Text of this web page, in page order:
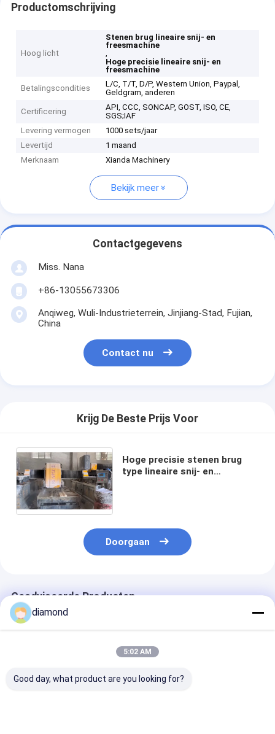
Productomschrijving
Hoog licht
Stenen brug lineaire snij- en
freesmachine
,
Hoge precisie lineaire snij- en
freesmachine
Betalingscondities
L/C, T/T, D/P, Western Union, Paypal,
Geldgram, anderen
Certificering
API, CCC, SONCAP, GOST, ISO, CE,
SGS;IAF
Levering vermogen
1000 sets/jaar
Levertijd
1 maand
Merknaam
Xianda Machinery
Bekijk meer
Contactgegevens
Miss. Nana
+86-13055673306
Anqiweg, Wuli-Industrieterrein, Jinjiang-Stad, Fujian,
China
Contact nu
Krijg De Beste Prijs Voor
Hoge precisie stenen brug
type lineaire snij- en
Doorgaan
Geadviseerde Producten
diamond
5:02 AM
Good day, what product are you looking for?